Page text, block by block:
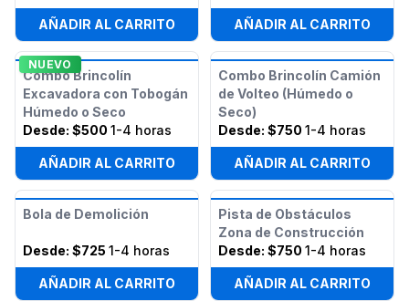
AÑADIR AL CARRITO AÑADIR AL CARRITO
NUEVO
Combo Brincolín
Excavadora con Tobogán
Húmedo o Seco
Desde: $500 1-4 horas
AÑADIR AL CARRITO
Combo Brincolín Camión
de Volteo (Húmedo o
Seco)
Desde: $750 1-4 horas
AÑADIR AL CARRITO
Bola de Demolición
Desde: $725 1-4 horas
AÑADIR AL CARRITO
Pista de Obstáculos
Zona de Construcción
Desde: $750 1-4 horas
AÑADIR AL CARRITO